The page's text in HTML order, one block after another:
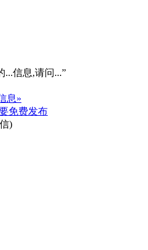
信息,请问...”
息»
免费发布
)